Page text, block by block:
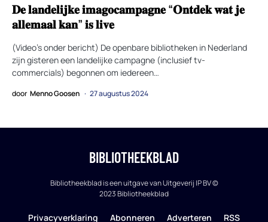
𝐃𝐞 𝐥𝐚𝐧𝐝𝐞𝐥𝐢𝐣𝐤𝐞 𝐢𝐦𝐚𝐠𝐨𝐜𝐚𝐦𝐩𝐚𝐠𝐧𝐞 “𝐎𝐧𝐭𝐝𝐞𝐤 𝐰𝐚𝐭 𝐣𝐞
𝐚𝐥𝐥𝐞𝐦𝐚𝐚𝐥 𝐤𝐚𝐧” 𝐢𝐬 𝐥𝐢𝐯𝐞
(Video’s onder bericht) De openbare bibliotheken in Nederland
zijn gisteren een landelijke campagne (inclusief tv-
commercials) begonnen om iedereen…
door Menno Goosen 27 augustus 2024
BIBLIOTHEEKBLAD
Bibliotheekblad is een uitgave van Uitgeverij IP BV ©
2023 Bibliotheekblad
Privacyverklaring Abonneren Adverteren RSS